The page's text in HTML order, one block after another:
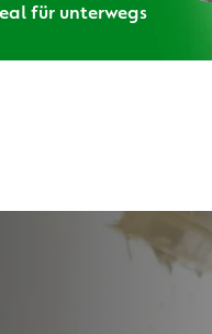
für unterwegs